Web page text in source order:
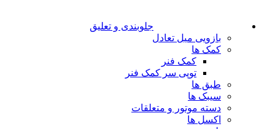
جلوبندی و تعلیق
بازویی میل تعادل
کمک ها
کمک فنر
توپی سر کمک فنر
طبق ها
سیبک ها
دسته موتور و متعلقات
اکسل ها